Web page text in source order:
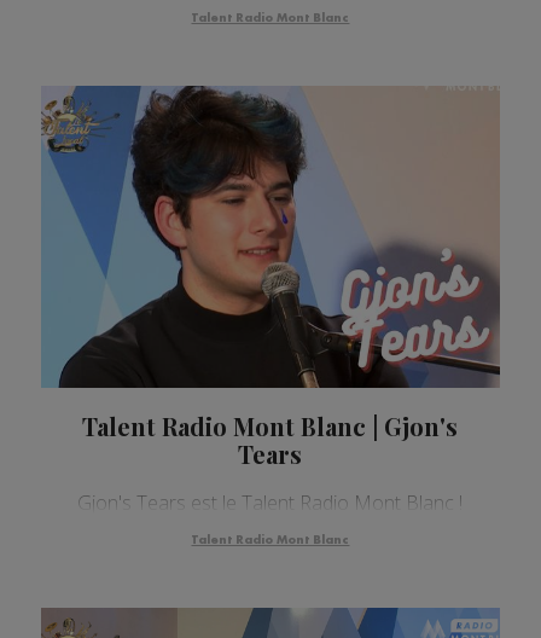
Talent Radio Mont Blanc
Talent Radio Mont Blanc | Gjon's
Tears
Gjon's Tears est le Talent Radio Mont Blanc !
Talent Radio Mont Blanc